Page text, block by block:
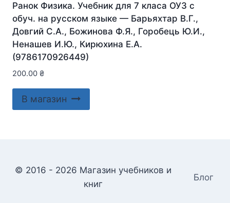
Ранок Физика. Учебник для 7 класа ОУЗ с
обуч. на русском языке — Барьяхтар В.Г.,
Довгий С.А., Божинова Ф.Я., Горобець Ю.И.,
Ненашев И.Ю., Кирюхина Е.А.
(9786170926449)
200.00 ₴
В магазин
© 2016 - 2026 Магазин учебников и
книг
Блог